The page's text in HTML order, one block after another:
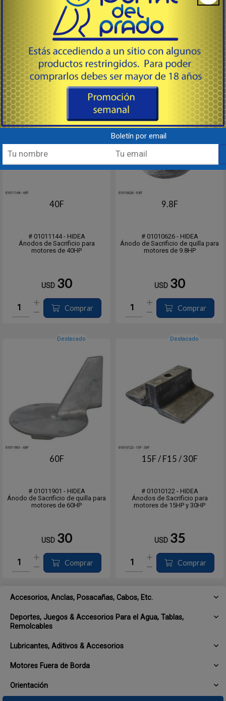
Accesorios, Anclas, Posacañas, Cabos, Etc.
Deportes, Juegos & Accesorios Para el Agua, Tablas,
Remolcables
Lubricantes, Aditivos & Accesorios
Motores Fuera de Borda
Orientación
USD 23
Comprar
USD
Comprar
40F
# 01011144 - HIDEA
Ánodos de Sacrificio para
motores de 40HP
USD 30
Comprar
Destacado
9.8F
# 01010626 - HIDEA
Ánodo de Sacrificio de quilla para
motores de 9.8HP
USD 30
Comprar
Destacado
60F
# 01011901 - HIDEA
Ánodo de Sacrificio de quilla para
motores de 60HP
USD 30
Comprar
Destacado
15F / F15 / 30F
# 01010122 - HIDEA
Ánodos de Sacrificio para
motores de 15HP y 30HP
USD 35
Comprar
Boletín por email